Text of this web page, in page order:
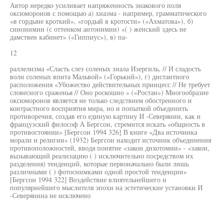
Автор нередко усиливает напряженность знакового поля
оксюморонов с помощью а) хиазма - например, грамматического
«в гордыне кроткий», «гордый в кротости» («Ахматова»), б)
синонимии (с оттенком антонимии) «( ) женский здесь не
дамствен кабинет» («Гиппиус»), в) па-
12
раллелизма «Сласть слез соленых знала Изергиль, // И сладость
волн соленых впита Мальвой» («Горький»), г) дистантного
расположения «Убожество действительных принцесс // Не требует
словесного сраженья // Оно роскошно » («Ростан») Многообразие
оксюморонов является не только следствием обостренного и
контрастного восприятия мира, но и попыткой объединить
противоречия, создав его единую картину И -Северянин, как и
французский философ А Бергсон, стремится искать «общность в
противостоянии» [Бергсон 1994 326] В книге «Два источника
морали и религии» (1932) Бергсон находит источник объединения
противоположностей, вводя понятие «закон дихотомии» - «закон,
вызывающий реализацию ( ) исключительно посредством их
разделения) тенденций, которые первоначально были лишь
различными ( ) фотоснимками одной простой тенденции»
[Бергсон 1994 322] Воздействие влиятельнейшего и
популярнейшего мыслителя эпохи на эстетические установки И
-Северянина не исключено